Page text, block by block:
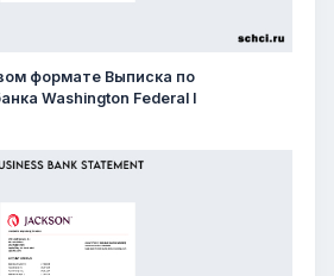
формате Выписка по
Washington Federal I